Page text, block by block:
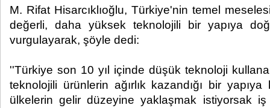
M. Rifat Hisarcıklıoğlu, Türkiye'nin temel
değerli, daha yüksek teknolojili bir yapıya
vurgulayarak, şöyle dedi:
''Türkiye son 10 yıl içinde düşük teknoloji
teknolojili ürünlerin ağırlık kazandığı bir
ülkelerin gelir düzeyine yaklaşmak istiyorsak